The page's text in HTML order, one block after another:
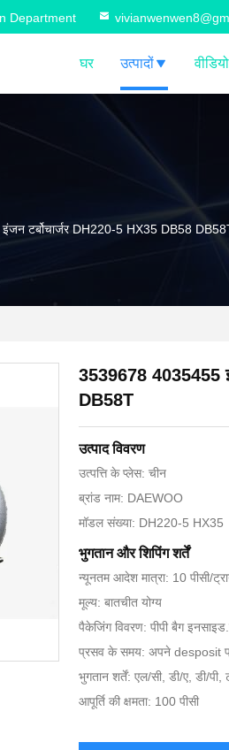
Department
घर उत्पादों वीडियो
टर्बोचार्जर DH220-5 HX35 DB58
3539678 4035455
DB58T
उत्पाद विवरण
उत्पत्ति के प्लेस: चीन
ब्रांड नाम: DAEWOO
मॉडल संख्या: DH220-5 HX35
भुगतान और शिपिंग शर्तें
न्यूनतम आदेश मात्रा: 10 पीसी/
मूल्य: बातचीत योग्य
पैकेजिंग विवरण: पीपी बैग
प्रसव के समय: अपने desposit
भुगतान शर्तें: एल/सी, डी/ए, डी/पी,
आपूर्ति की क्षमता: 100 पीसी